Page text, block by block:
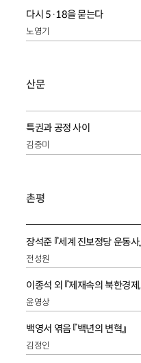
다시 5·18을 묻는다
노영기
산문
특권과 공정 사이
김중미
촌평
장석준 『세계 진보정당 운동사
전성원
이종석 외 『제재속의 북한경
윤영상
백영서 엮음 『백년의 변혁』
김정인